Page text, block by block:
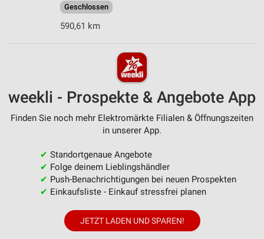
Geschlossen
590,61 km
weekli - Prospekte & Angebote App
Finden Sie noch mehr Elektromärkte Filialen & Öffnungszeiten
in unserer App.
✔ Standortgenaue Angebote
✔ Folge deinem Lieblingshändler
✔ Push-Benachrichtigungen bei neuen Prospekten
✔ Einkaufsliste - Einkauf stressfrei planen
JETZT LADEN UND SPAREN!